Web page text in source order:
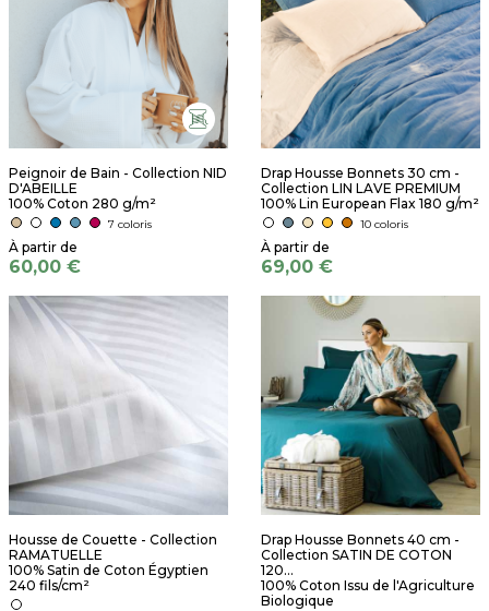
Peignoir de Bain - Collection NID
D'ABEILLE
100% Coton 280 g/m²
7 coloris
60,00 €
Drap Housse Bonnets 30 cm -
Collection LIN LAVE PREMIUM
100% Lin European Flax 180 g/m²
10 coloris
69,00 €
Housse de Couette - Collection
RAMATUELLE
100% Satin de Coton Égyptien
240 fils/cm²
Drap Housse Bonnets 40 cm -
Collection SATIN DE COTON
120...
100% Coton Issu de l'Agriculture
Biologique